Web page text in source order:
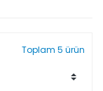
Toplam 5 ürün